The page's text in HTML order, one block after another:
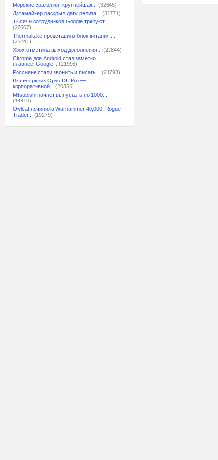
Морские сражения, крупнейшая...
(32645)
Датамайнер раскрыл дату релиза...
(31771)
Тысячи сотрудников Google требуют...
(27607)
Thermaltake представила блок питания,...
(26241)
Xbox отметила выход дополнения...
(22844)
Chrome для Android стал заметно
плавнее: Google...
(21993)
Россияне стали звонить и писать...
(21793)
Вышел релиз OpenIDE Pro —
корпоративной...
(20356)
Mitsubishi начнёт выпускать по 1000...
(19910)
Owlcat починила Warhammer 40,000: Rogue
Trader...
(19279)